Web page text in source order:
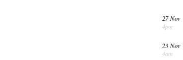
27 Nov
4pm
23 Nov
4am